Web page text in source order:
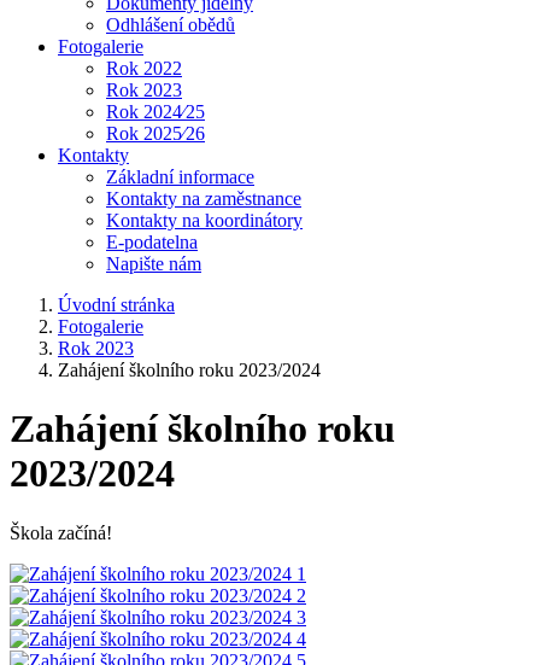
Odhlášení obědů
Fotogalerie
Rok 2022
Rok 2023
Rok 2024⁄25
Rok 2025⁄26
Kontakty
Základní informace
Kontakty na zaměstnance
Kontakty na koordinátory
E-podatelna
Napište nám
Úvodní stránka
Fotogalerie
Rok 2023
Zahájení školního roku 2023/2024
Zahájení školního roku
2023/2024
Škola začíná!